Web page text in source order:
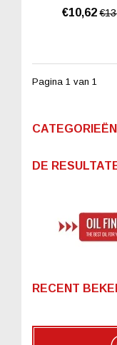
€10,62
Pagina 1 van 1
CATEGORIEËN
DE
RECENT